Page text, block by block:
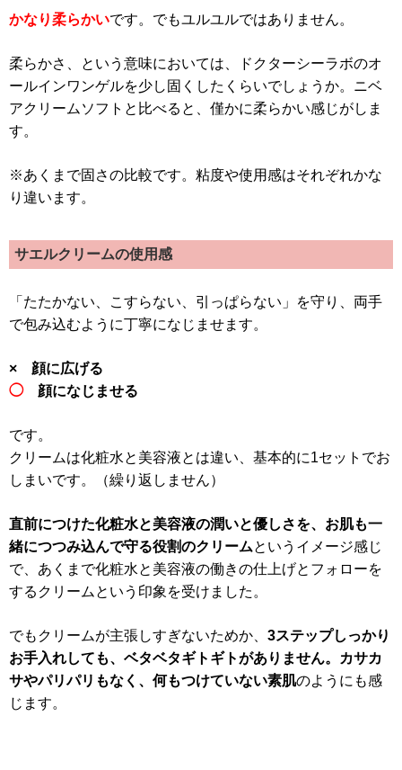
かなり柔らかいです。でもユルユルではありません。
柔らかさ、という意味においては、ドクターシーラボのオ
ールインワンゲルを少し固くしたくらいでしょうか。ニベ
アクリームソフトと比べると、僅かに柔らかい感じがしま
す。
※あくまで固さの比較です。粘度や使用感はそれぞれかな
り違います。
サエルクリームの使用感
「たたかない、こすらない、引っぱらない」を守り、両手
で包み込むように丁寧になじませます。
× 顔に広げる
◯顔になじませる
です。
クリームは化粧水と美容液とは違い、基本的に1セットでお
しまいです。（繰り返しません）
直前につけた化粧水と美容液の潤いと優しさを、お肌も一
緒につつみ込んで守る役割のクリームというイメージ感じ
で、あくまで化粧水と美容液の働きの仕上げとフォローを
するクリームという印象を受けました。
でもクリームが主張しすぎないためか、 3ステップしっかり
お手入れしても、ベタベタギトギトがありません。カサカ
サやパリパリもなく、何もつけていない素肌のようにも感
じます。